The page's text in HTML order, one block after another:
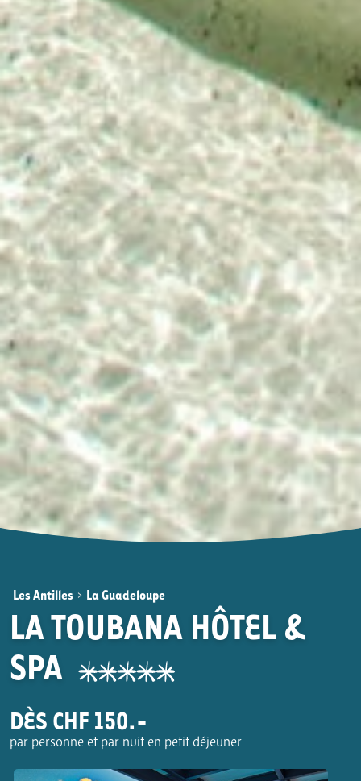
Les Antilles > La Guadeloupe
LA TOUBANA HÔTEL &
SPA
DÈS CHF 150.-
par personne et par nuit en petit déjeuner